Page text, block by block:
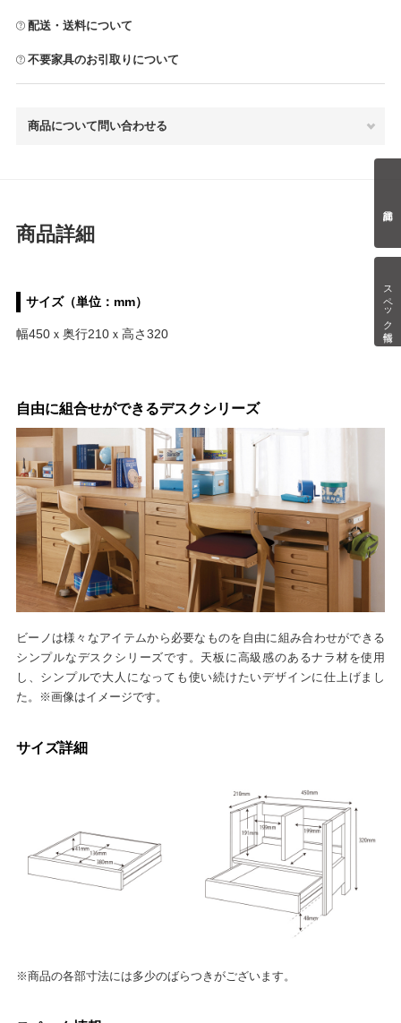
スペック情報
配送・送料について
不要家具のお引取りについて
商品について問い合わせる
商品詳細
サイズ（単位：mm）
幅450ｘ奥行210ｘ高さ320
自由に組合せができるデスクシリーズ
ビーノは様々なアイテムから必要なものを自由に組み合わせができる
シンプルなデスクシリーズです。天板に高級感のあるナラ材を使用
し、シンプルで大人になっても使い続けたいデザインに仕上げまし
た。※画像はイメージです。
サイズ詳細
※商品の各部寸法には多少のばらつきがございます。